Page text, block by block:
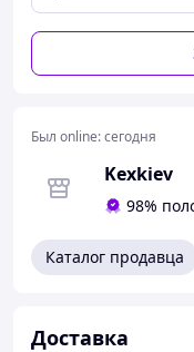
Был online:сегодня
Kexkiev
98%
Каталог продавца
Доставка